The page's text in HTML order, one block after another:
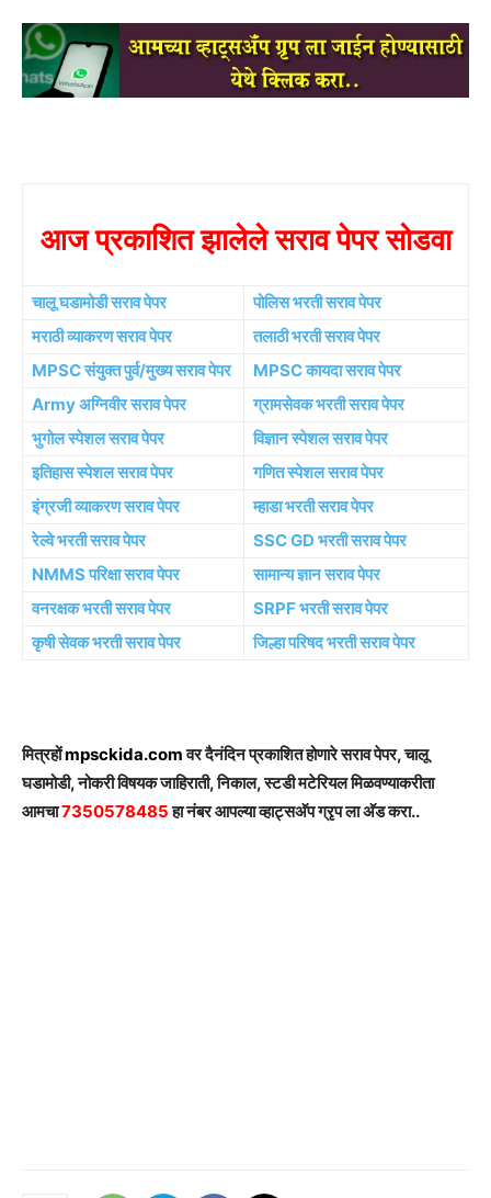
आज प्रकाशित झालेले सराव पेपर सोडवा
चालू घडामोडी सराव पेपर
पोलिस भरती सराव पेपर
मराठी व्याकरण सराव पेपर
तलाठी भरती सराव पेपर
MPSC संयुक्त पुर्व/मुख्य सराव पेपर
MPSC कायदा सराव पेपर
Army अग्निवीर सराव पेपर
ग्रामसेवक भरती सराव पेपर
भुगोल स्पेशल सराव पेपर
विज्ञान स्पेशल सराव पेपर
इतिहास स्पेशल सराव पेपर
गणित स्पेशल सराव पेपर
इंग्रजी व्याकरण सराव पेपर
म्हाडा भरती सराव पेपर
रेल्वे भरती सराव पेपर
SSC GD भरती सराव पेपर
NMMS परिक्षा सराव पेपर
सामान्य ज्ञान सराव पेपर
वनरक्षक भरती सराव पेपर
SRPF भरती सराव पेपर
कृषी सेवक भरती सराव पेपर
जिल्हा परिषद भरती सराव पेपर
मित्रहोंmpsckida.comवर दैनंदिन प्रकाशित होणारे सराव पेपर, चालू
घडामोडी, नोकरी विषयक जाहिराती, निकाल, स्टडी मटेरियल मिळवण्याकरीता
आमचा7350578485हा नंबर आपल्या व्हाट्सअ‍ॅप ग्रृप ला अ‍ॅड करा..